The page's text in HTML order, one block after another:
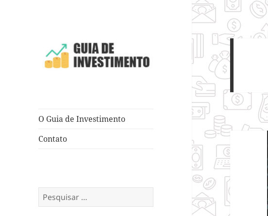
O Guia de Investimento
Contato
Pesquisar
por: